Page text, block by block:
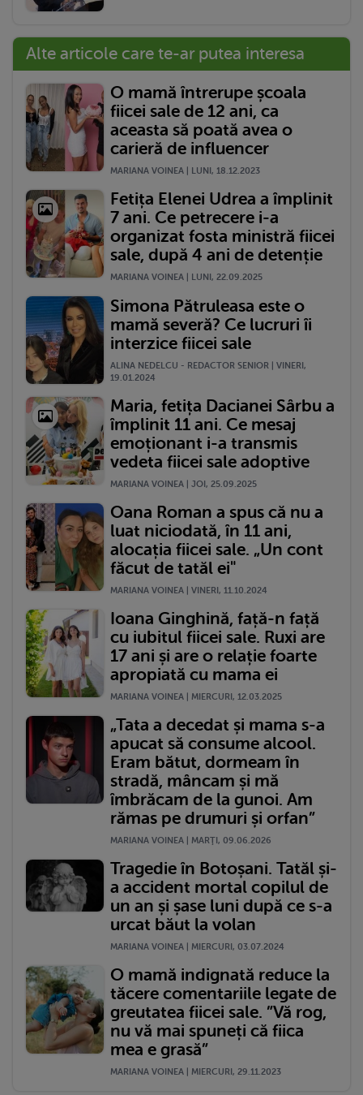
Alte articole care te-ar putea interesa
O mamă întrerupe școala
fiicei sale de 12 ani, ca
aceasta să poată avea o
carieră de influencer
MARIANA VOINEA | LUNI, 18.12.2023
Fetița Elenei Udrea a împlinit
7 ani. Ce petrecere i-a
organizat fosta ministră fiicei
sale, după 4 ani de detenție
MARIANA VOINEA | LUNI, 22.09.2025
Simona Pătruleasa este o
mamă severă? Ce lucruri îi
interzice fiicei sale
ALINA NEDELCU - REDACTOR SENIOR | VINERI,
19.01.2024
Maria, fetița Dacianei Sârbu a
împlinit 11 ani. Ce mesaj
emoționant i-a transmis
vedeta fiicei sale adoptive
MARIANA VOINEA | JOI, 25.09.2025
Oana Roman a spus că nu a
luat niciodată, în 11 ani,
alocația fiicei sale. „Un cont
făcut de tatăl ei"
MARIANA VOINEA | VINERI, 11.10.2024
Ioana Ginghină, față-n față
cu iubitul fiicei sale. Ruxi are
17 ani și are o relație foarte
apropiată cu mama ei
MARIANA VOINEA | MIERCURI, 12.03.2025
„Tata a decedat și mama s-a
apucat să consume alcool.
Eram bătut, dormeam în
stradă, mâncam și mă
îmbrăcam de la gunoi. Am
rămas pe drumuri și orfan”
MARIANA VOINEA | MARŢI, 09.06.2026
Tragedie în Botoșani. Tatăl și-
a accident mortal copilul de
un an și șase luni după ce s-a
urcat băut la volan
MARIANA VOINEA | MIERCURI, 03.07.2024
O mamă indignată reduce la
tăcere comentariile legate de
greutatea fiicei sale. ”Vă rog,
nu vă mai spuneți că fiica
mea e grasă”
MARIANA VOINEA | MIERCURI, 29.11.2023